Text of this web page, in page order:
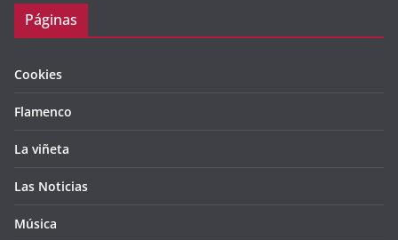
Páginas
Cookies
Flamenco
La viñeta
Las Noticias
Música